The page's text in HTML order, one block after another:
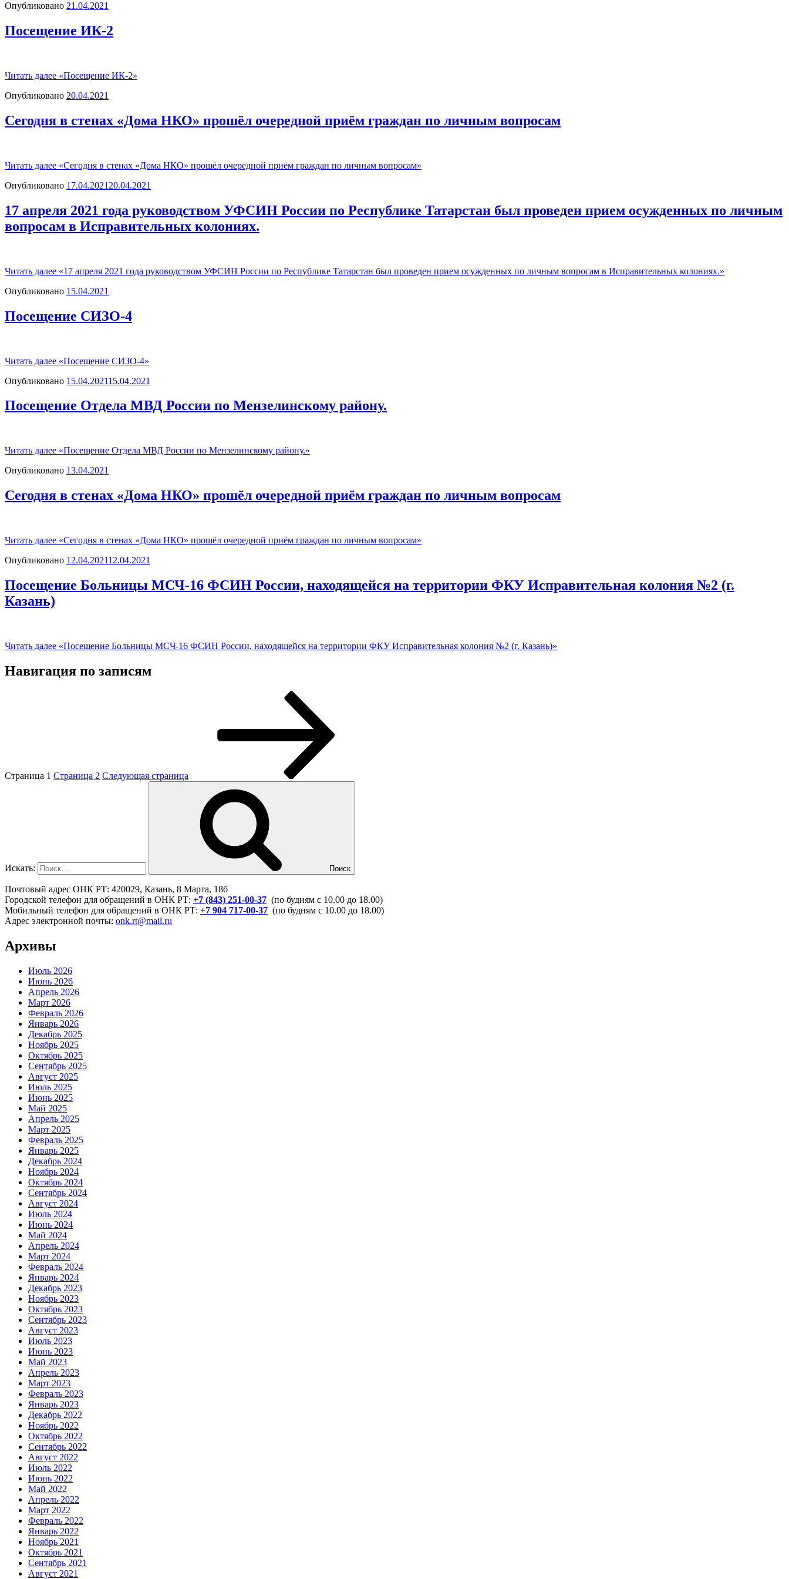
Опубликовано 21.04.2021
Посещение ИК-2
Читать далее «Посещение ИК-2»
Опубликовано 20.04.2021
Сегодня в стенах «Дома НКО» прошёл очередной приём граждан по личным вопросам
Читать далее «Сегодня в стенах «Дома НКО» прошёл очередной приём граждан по личным вопросам»
Опубликовано 17.04.2021 20.04.2021
17 апреля 2021 года руководством УФСИН России по Республике Татарстан был проведен прием осужденных по личным
вопросам в Исправительных колониях.
Читать далее «17 апреля 2021 года руководством УФСИН России по Республике Татарстан был проведен прием осужденных по личным вопросам в Исправительных колониях.»
Опубликовано 15.04.2021
Посещение СИЗО-4
Читать далее «Посещение СИЗО-4»
Опубликовано 15.04.202115.04.2021
Посещение Отдела МВД России по Мензелинскому району.
Читать далее «Посещение Отдела МВД России по Мензелинскому району.»
Опубликовано 13.04.2021
Сегодня в стенах «Дома НКО» прошёл очередной приём граждан по личным вопросам
Читать далее «Сегодня в стенах «Дома НКО» прошёл очередной приём граждан по личным вопросам»
Опубликовано 12.04.202112.04.2021
Посещение Больницы МСЧ-16 ФСИН России, находящейся на территории ФКУ Исправительная колония №2 (г.
Казань)
Читать далее «Посещение Больницы МСЧ-16 ФСИН России, находящейся на территории ФКУ Исправительная колония №2 (г. Казань)»
Навигация по записям
Страница 1 Страница 2 Следующая страница
Искать: Поиск
Почтовый адрес ОНК РТ: 420029, Казань, 8 Марта, 18б
Городской телефон для обращений в ОНК РТ: +7 (843) 251-00-37 (по будням с 10.00 до 18.00)
Мобильный телефон для обращений в ОНК РТ: +7 904 717-00-37 (по будням с 10.00 до 18.00)
Адрес электронной почты: onk.rt@mail.ru
Архивы
Июль 2026
Июнь 2026
Апрель 2026
Март 2026
Февраль 2026
Январь 2026
Декабрь 2025
Ноябрь 2025
Октябрь 2025
Сентябрь 2025
Август 2025
Июль 2025
Июнь 2025
Май 2025
Апрель 2025
Март 2025
Февраль 2025
Январь 2025
Декабрь 2024
Ноябрь 2024
Октябрь 2024
Сентябрь 2024
Август 2024
Июль 2024
Июнь 2024
Май 2024
Апрель 2024
Март 2024
Февраль 2024
Январь 2024
Декабрь 2023
Ноябрь 2023
Октябрь 2023
Сентябрь 2023
Август 2023
Июль 2023
Июнь 2023
Май 2023
Апрель 2023
Март 2023
Февраль 2023
Январь 2023
Декабрь 2022
Ноябрь 2022
Октябрь 2022
Сентябрь 2022
Август 2022
Июль 2022
Июнь 2022
Май 2022
Апрель 2022
Март 2022
Февраль 2022
Январь 2022
Ноябрь 2021
Октябрь 2021
Сентябрь 2021
Август 2021